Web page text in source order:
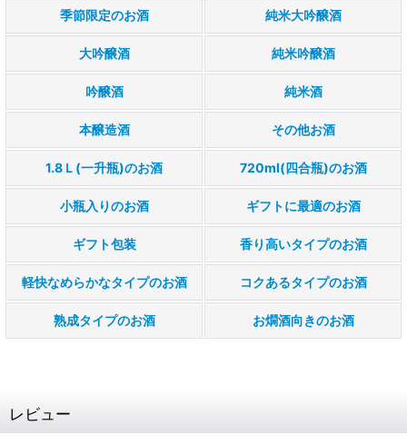
季節限定のお酒 純米大吟醸酒
大吟醸酒 純米吟醸酒
吟醸酒 純米酒
本醸造酒 その他お酒
1.8Ｌ(一升瓶)のお酒 720ml(四合瓶)のお酒
小瓶入りのお酒 ギフトに最適のお酒
ギフト包装 香り高いタイプのお酒
軽快なめらかなタイプのお酒 コクあるタイプのお酒
熟成タイプのお酒 お燗酒向きのお酒
レビュー